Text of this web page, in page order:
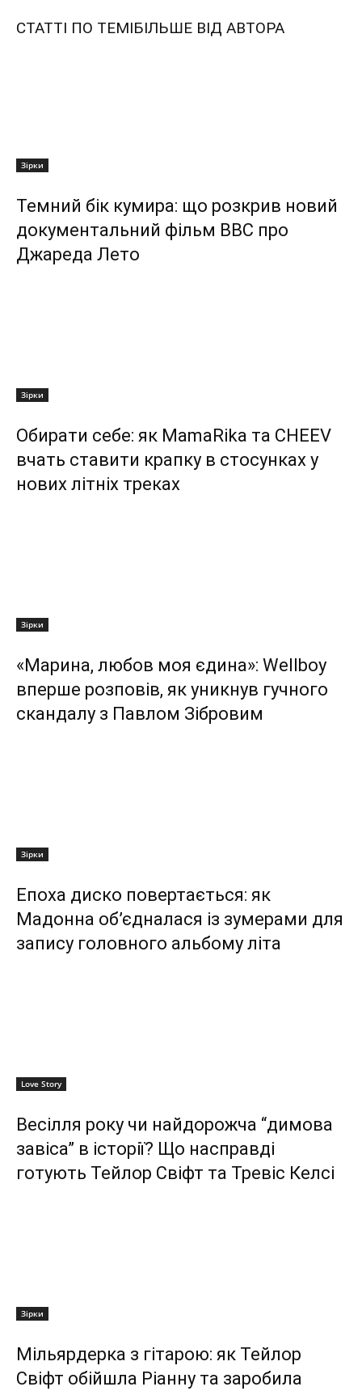
СТАТТІ ПО ТЕМІБІЛЬШЕ ВІД АВТОРА
Зірки
Темний бік кумира: що розкрив новий
документальний фільм ВВС про
Джареда Лето
Зірки
Обирати себе: як MamaRika та CHEEV
вчать ставити крапку в стосунках у
нових літніх треках
Зірки
«Марина, любов моя єдина»: Wellboy
вперше розповів, як уникнув гучного
скандалу з Павлом Зібровим
Зірки
Епоха диско повертається: як
Мадонна об’єдналася із зумерами для
запису головного альбому літа
Love Story
Весілля року чи найдорожча “димова
завіса” в історії? Що насправді
готують Тейлор Свіфт та Тревіс Келсі
Зірки
Мільярдерка з гітарою: як Тейлор
Свіфт обійшла Ріанну та заробила